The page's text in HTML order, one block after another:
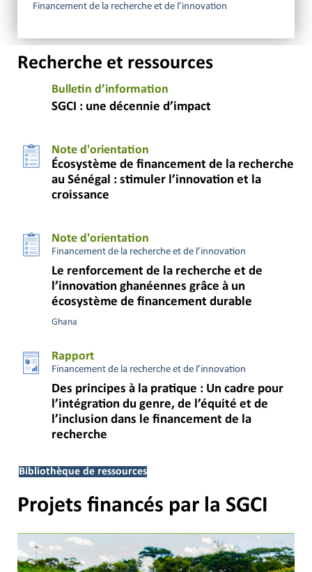
Financement de la recherche et de l’innovation
Recherche et ressources
Bulletin d’information
SGCI : une décennie d’impact
Note d'orientation
Écosystème de financement de la recherche
au Sénégal : stimuler l’innovation et la
croissance
Note d'orientation
Financement de la recherche et de l’innovation
Le renforcement de la recherche et de
l’innovation ghanéennes grâce à un
écosystème de financement durable
Ghana
Rapport
Financement de la recherche et de l’innovation
Des principes à la pratique : Un cadre pour
l’intégration du genre, de l’équité et de
l’inclusion dans le financement de la
recherche
Bibliothèque de ressources
Projets financés par la SGCI